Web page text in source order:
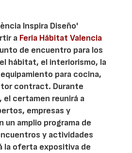
Inspira Diseño'
a Feria Hábitat Valencia
de encuentro para los
hábitat, el interiorismo, la
para cocina,
contract. Durante
el certamen reunirá a
empresas y
un amplio programa de
y actividades
la oferta expositiva de